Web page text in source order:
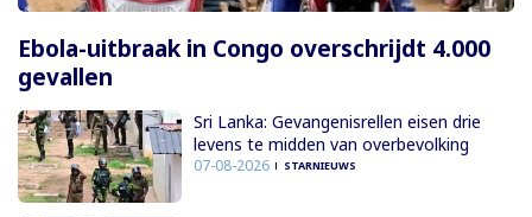
Ebola-uitbraak in Congo overschrijdt 4.000
gevallen
Sri Lanka: Gevangenisrellen eisen drie
levens te midden van overbevolking
07-08-2026 STARNIEUWS